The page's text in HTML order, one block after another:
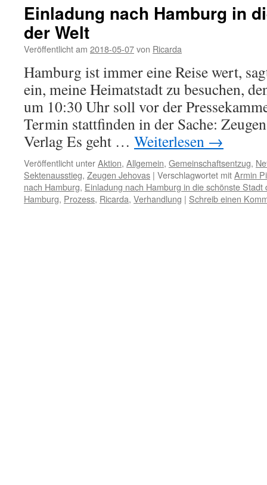
Einladung nach Hamburg in
der Welt
Veröffentlicht am 2018-05-07von Ricarda
Hamburg ist immer eine Reise wert,
ein, meine Heimatstadt zu besuchen,
um 10:30 Uhr soll vor der
Termin stattfinden in der Sache:
Verlag Es geht … Weiterlesen →
Veröffentlicht unterAktion, Allgemein, Gemeinschaftsentzug,
Sektenausstieg, Zeugen Jehovas | Verschlagwortet mitArmin
nach Hamburg, Einladung nach Hamburg in die schönste Stadt
Hamburg, Prozess, Ricarda, Verhandlung | Schreib einen